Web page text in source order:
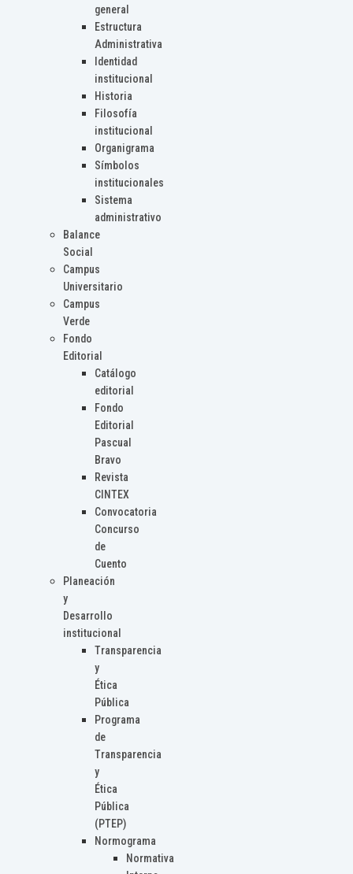
general
Estructura
Administrativa
Identidad
institucional
Historia
Filosofía
institucional
Organigrama
Símbolos
institucionales
Sistema
administrativo
Balance
Social
Campus
Universitario
Campus
Verde
Fondo
Editorial
Catálogo
editorial
Fondo
Editorial
Pascual
Bravo
Revista
CINTEX
Convocatoria
Concurso
de
Cuento
Planeación
y
Desarrollo
institucional
Transparencia
y
Ética
Pública
Programa
de
Transparencia
y
Ética
Pública
(PTEP)
Normograma
Normativa